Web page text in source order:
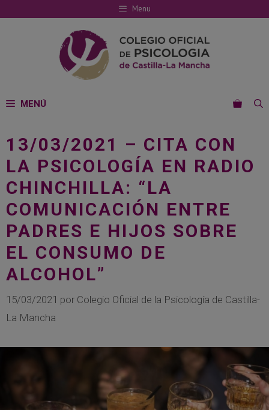
al
Menu
MENÚ
13/03/2021 – CITA CON
LA PSICOLOGÍA EN RADIO
CHINCHILLA: “LA
COMUNICACIÓN ENTRE
PADRES E HIJOS SOBRE
EL CONSUMO DE
ALCOHOL”
15/03/2021 por Colegio Oficial de la Psicología de Castilla-
La Mancha